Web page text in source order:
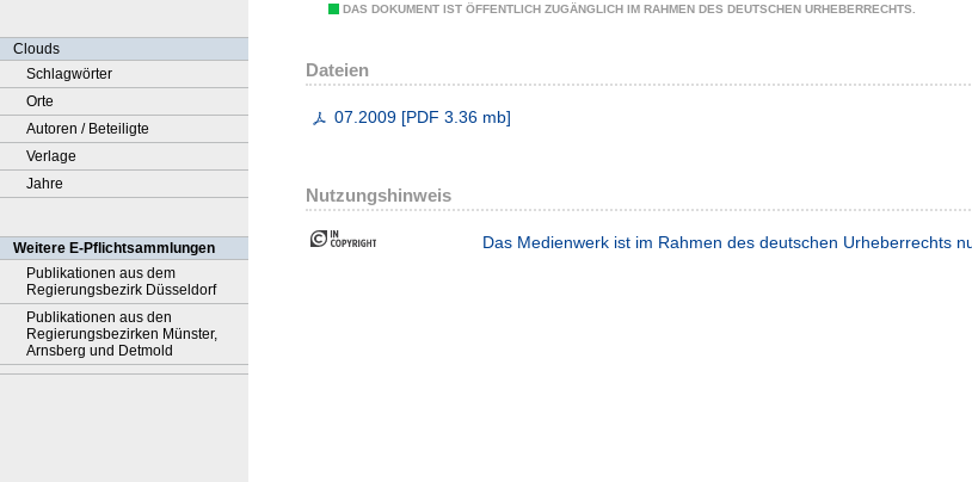
Clouds
Schlagwörter
Orte
Autoren / Beteiligte
Verlage
Jahre
Weitere E-Pflichtsammlungen
Publikationen aus dem
Regierungsbezirk Düsseldorf
Publikationen aus den
Regierungsbezirken Münster,
Arnsberg und Detmold
DAS DOKUMENT IST ÖFFENTLICH ZUGÄNGLICH IM RAHMEN DES DEUTSCHEN URHEBERRECHTS.
Dateien
07.2009 [PDF 3.36 mb]
Nutzungshinweis
Das Medienwerk ist im Rahmen des deutschen Urheberrechts